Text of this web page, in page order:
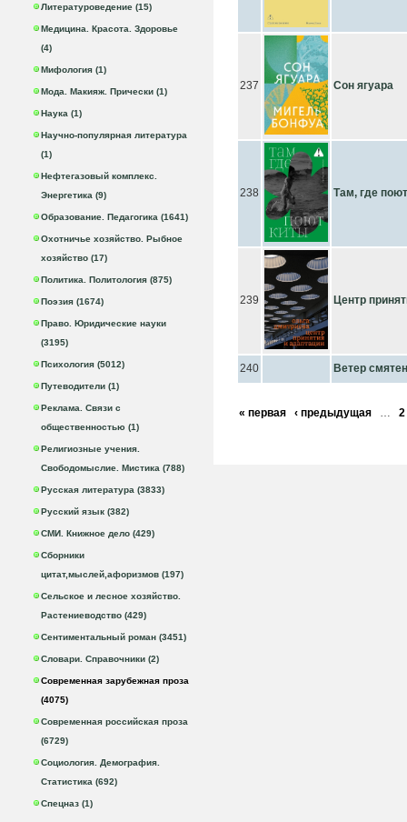
Литературоведение (15)
Медицина. Красота. Здоровье
(4)
Мифология (1)
Мода. Макияж. Прически (1)
Наука (1)
Научно-популярная литература
(1)
Нефтегазовый комплекс.
Энергетика (9)
Образование. Педагогика (1641)
Охотничье хозяйство. Рыбное
хозяйство (17)
Политика. Политология (875)
Поэзия (1674)
Право. Юридические науки
(3195)
Психология (5012)
Путеводители (1)
Реклама. Связи с
общественностью (1)
Религиозные учения.
Свободомыслие. Мистика (788)
Русская литература (3833)
Русский язык (382)
СМИ. Книжное дело (429)
Сборники
цитат,мыслей,афоризмов (197)
Сельское и лесное хозяйство.
Растениеводство (429)
Сентиментальный роман (3451)
Словари. Справочники (2)
Современная зарубежная проза
(4075)
Современная российская проза
(6729)
Социология. Демография.
Статистика (692)
Спецназ (1)
237 Сон ягуара
238 Там, где
239 Центр
240 Ветер
« первая ‹ предыдущая … 2